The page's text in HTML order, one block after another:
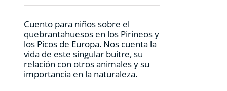
Cuento para niños sobre el
quebrantahuesos en los Pirineos y
los Picos de Europa. Nos cuenta la
vida de este singular buitre, su
relación con otros animales y su
importancia en la naturaleza.